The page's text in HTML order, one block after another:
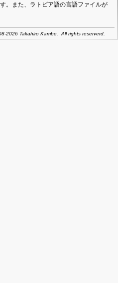
。また、ラトビア語の言語ファイルが
2026 Takahiro Kambe. All rights reserverd.